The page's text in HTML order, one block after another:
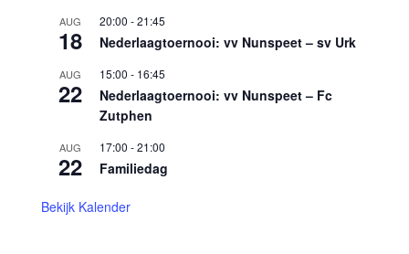
AUG
18
20:00 -21:45
Nederlaagtoernooi: vv Nunspeet – sv Urk
AUG
22
15:00 - 16:45
Nederlaagtoernooi: vv Nunspeet – Fc
Zutphen
AUG
22
17:00 -21:00
Familiedag
Bekijk Kalender